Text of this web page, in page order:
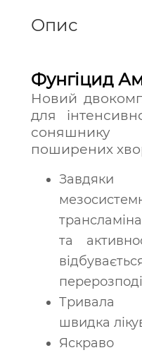
Опис
Фунгіцид
Новий
для
соняшнику
поширених
та
Тривала
швидка